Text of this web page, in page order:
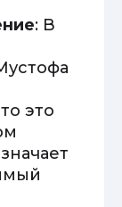
: В
это